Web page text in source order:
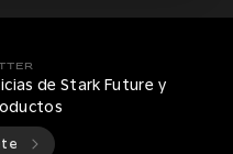
de Stark Future y